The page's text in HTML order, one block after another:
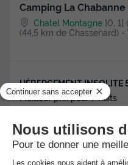
Camping La Chabanne
Chatel Montagne ]0, 1[
(44,5 km de Chassenard) -
HÉBERGEMENT
Meilleur prix pour 7 nuits
Voir les